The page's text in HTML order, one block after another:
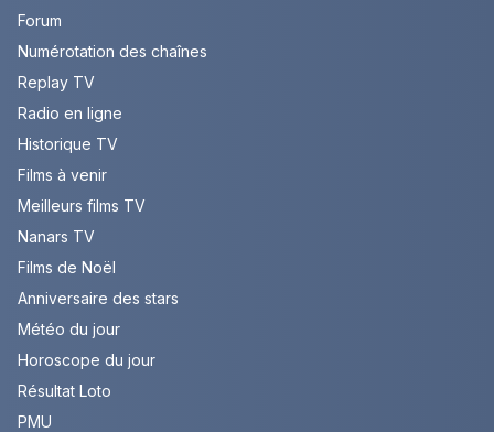
Forum
Numérotation des chaînes
Replay TV
Radio en ligne
Historique TV
Films à venir
Meilleurs films TV
Nanars TV
Films de Noël
Anniversaire des stars
Météo du jour
Horoscope du jour
Résultat Loto
PMU